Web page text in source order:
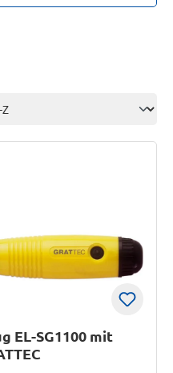
EL-SG1100 mit